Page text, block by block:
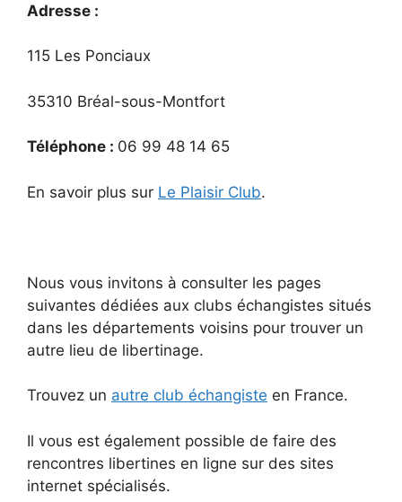
Adresse :
115 Les Ponciaux
35310 Bréal-sous-Montfort
Téléphone : 06 99 48 14 65
En savoir plus sur Le Plaisir Club.
Nous vous invitons à consulter les pages
suivantes dédiées aux clubs échangistes situés
dans les départements voisins pour trouver un
autre lieu de libertinage.
Trouvez un autre club échangiste en France.
Il vous est également possible de faire des
rencontres libertines en ligne sur des sites
internet spécialisés.